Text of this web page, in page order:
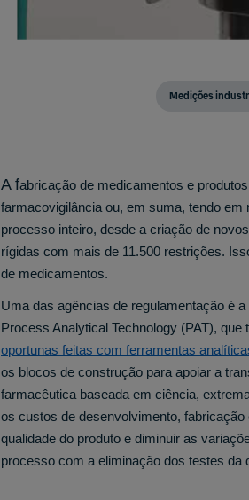
Medições
A fabricação de medicamentos e
farmacovigilância ou, em suma, tendo
processo inteiro, desde a criação de
rígidas com mais de 11.500 restrições.
de medicamentos.
Uma das agências de regulamentação é
Process Analytical Technology (PAT),
oportunas feitas com ferramentas
os blocos de construção para apoiar a
farmacêutica baseada em ciência,
os custos de desenvolvimento,
qualidade do produto e diminuir as
processo com a eliminação dos testes da